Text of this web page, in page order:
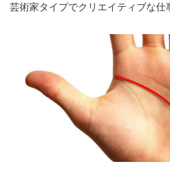
芸術家タイプでクリエイティブな仕